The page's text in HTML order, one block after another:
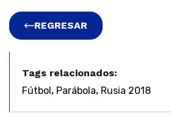
REGRESAR
Tags relacionados:
Fútbol , Parábola, Rusia 2018